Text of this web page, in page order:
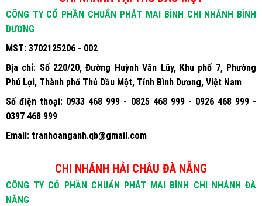
CÔNG TY CỔ PHẦN CHUẨN PHÁT MAI BÌNH CHI NHÁNH BÌNH
DƯƠNG
MST:3702125206 - 002
Địa chỉ: Số 220/20, Đường Huỳnh Văn Lũy, Khu phố 7, Phường
Phú Lợi, Thành phố Thủ Dầu Một, Tỉnh Bình Dương, Việt Nam
Số điện thoại: 0933 468 999 - 0825 468 999 - 0926 468 999 -
0397 468 999
Email:tranhoanganh.qb@gmail.com
CHI NHÁNH HẢI CHÂU ĐÀ NẴNG
CÔNG TY CỔ PHẦN CHUẨN PHÁT MAI BÌNH CHI NHÁNH ĐÀ
NẴNG